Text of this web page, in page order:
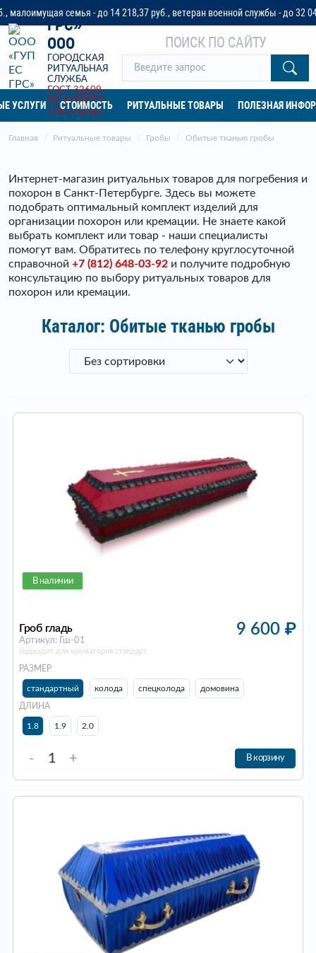
- до 14 218,37 руб., ветеран военной службы - до 32 042 руб. или
«ГУП ЕС
ГРС»
ООО
ГОРОДСКАЯ
РИТУАЛЬНАЯ
СЛУЖБА
ГОСТ 32609-
2014 ГОСТ Р
54611-2011
ПОИСК ПО САЙТУ
УСЛУГИ СТОИМОСТЬ РИТУАЛЬНЫЕ ТОВАРЫ ПОЛЕЗНАЯ
Главная Ритуальные товары Гробы Обитые тканью гробы
Интернет-магазин ритуальных товаров для погребения и
похорон в Санкт-Петербурге. Здесь вы можете
подобрать оптимальный комплект изделий для
организации похорон или кремации. Не знаете какой
выбрать комплект или товар - наши специалисты
помогут вам. Обратитесь по телефону круглосуточной
справочной +7 (812) 648-03-92 и получите подробную
консультацию по выбору ритуальных товаров для
похорон или кремации.
Каталог: Обитые тканью гробы
В наличии
Гроб гладь
Артикул: Гш-01
подходит для крематория стандарт
9 600 ₽
РАЗМЕР
стандартный колода спецколода домовина
ДЛИНА
1.8 1.9 2.0
- + В корзину